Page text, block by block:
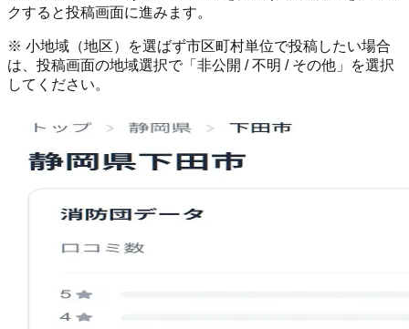
クすると投稿画面に進みます。
※ 小地域（地区）を選ばず市区町村単位で投稿したい場合
は、投稿画面の地域選択で「非公開 / 不明 / その他」を選択
してください。